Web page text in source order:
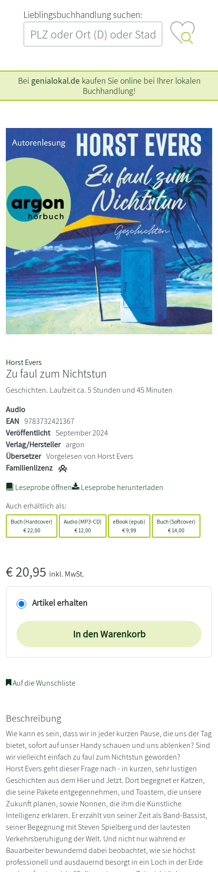
L‍i‍e‍b‍l‍i‍n‍g‍s‍b‍u‍c‍h‍h‍a‍n‍d‍l‍u‍n‍g‍ ‍s‍u‍c‍h‍e‍n‍:‍
Bei genialokal.de kaufen Sie online bei Ihrer lokalen
Buchhandlung!
Horst Evers
Zu faul zum Nichtstun
Geschichten. Laufzeit ca. 5 Stunden und 45 Minuten
Audio
EAN 9783732421367
Veröffentlicht September 2024
Verlag/Hersteller argon
Übersetzer Vorgelesen von Horst Evers
Familienlizenz
Leseprobe öffnen
Leseprobe herunterladen
Auch erhältlich als:
Buch (Hardcover)
€22,00
Audio (MP3-CD)
€ 12,00
eBook (epub)
€9,99
Buch (Softcover)
€ 14,00
€20,95 inkl. MwSt.
Artikel erhalten
In den Warenkorb
Auf die Wunschliste
Beschreibung
Wie kann es sein, dass wir in jeder kurzen Pause, die uns der Tag
bietet, sofort auf unser Handy schauen und uns ablenken? Sind
wir vielleicht einfach zu faul zum Nichtstun geworden?
Horst Evers geht dieser Frage nach - in kurzen, sehr lustigen
Geschichten aus dem Hier und Jetzt. Dort begegnet er Katzen,
die seine Pakete entgegennehmen, und Toastern, die unsere
Zukunft planen, sowie Nonnen, die ihm die Künstliche
Intelligenz erklären. Er erzählt von seiner Zeit als Band-Bassist,
seiner Begegnung mit Steven Spielberg und der lautesten
Verkehrsberuhigung der Welt. Und nicht nur während er
Bauarbeiter bewundernd dabei beobachtet, wie sie höchst
professionell und ausdauernd besorgt in ein Loch in der Erde